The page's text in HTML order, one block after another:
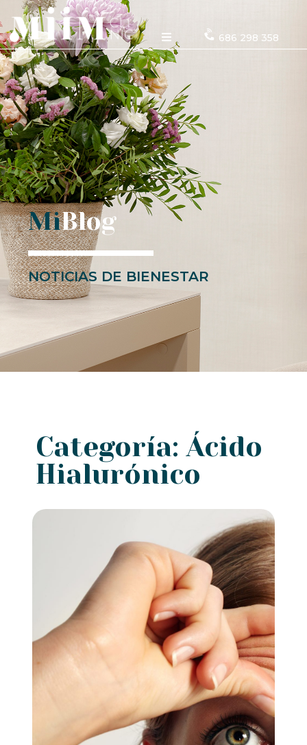
686 298 358
MiBlog
NOTICIAS DE BIENESTAR
Categoría: Ácido
Hialurónico